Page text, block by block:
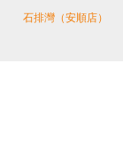
石排灣（安順店）